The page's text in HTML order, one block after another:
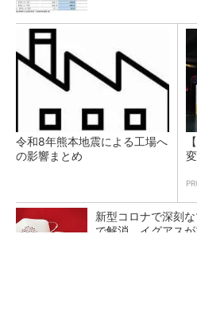
令和8年熊本地震による工場へ
の影響まとめ
新型コロナで深刻
で解消、イグアス